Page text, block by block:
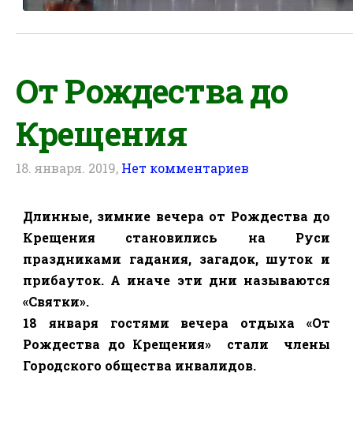
От Рождества до
Крещения
18. января. 2019, Нет комментариев
Длинные, зимние вечера от Рождества до
Крещения становились на Руси
праздниками гадания, загадок, шуток и
прибауток. А иначе эти дни называются
«Святки».
18 января гостями вечера отдыха «От
Рождества до Крещения»
стали
члены
Городского общества инвалидов.